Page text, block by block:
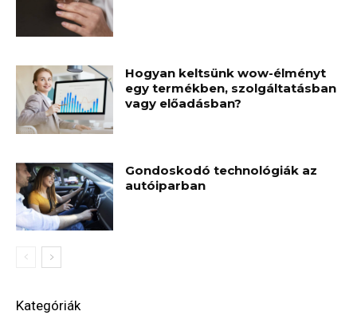
Hogyan keltsünk wow-élményt
egy termékben, szolgáltatásban
vagy előadásban?
Gondoskodó technológiák az
autóiparban
Kategóriák